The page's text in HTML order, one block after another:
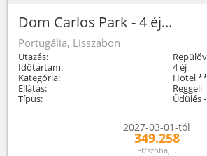
Dom Carlos Park - 4 éj...
Portugália, Lisszabon
Utazás:
Időtartam:
4 éj
Kategória:
Hotel
Ellátás:
Reggeli
Típus:
Üdülés
2027-03-01-tól
349.258
Ft/szoba,...